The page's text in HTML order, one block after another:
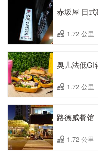
赤坂屋 日
1.72 公里
奥儿法低GI
1.72 公里
路德威餐馆
1.72 公里